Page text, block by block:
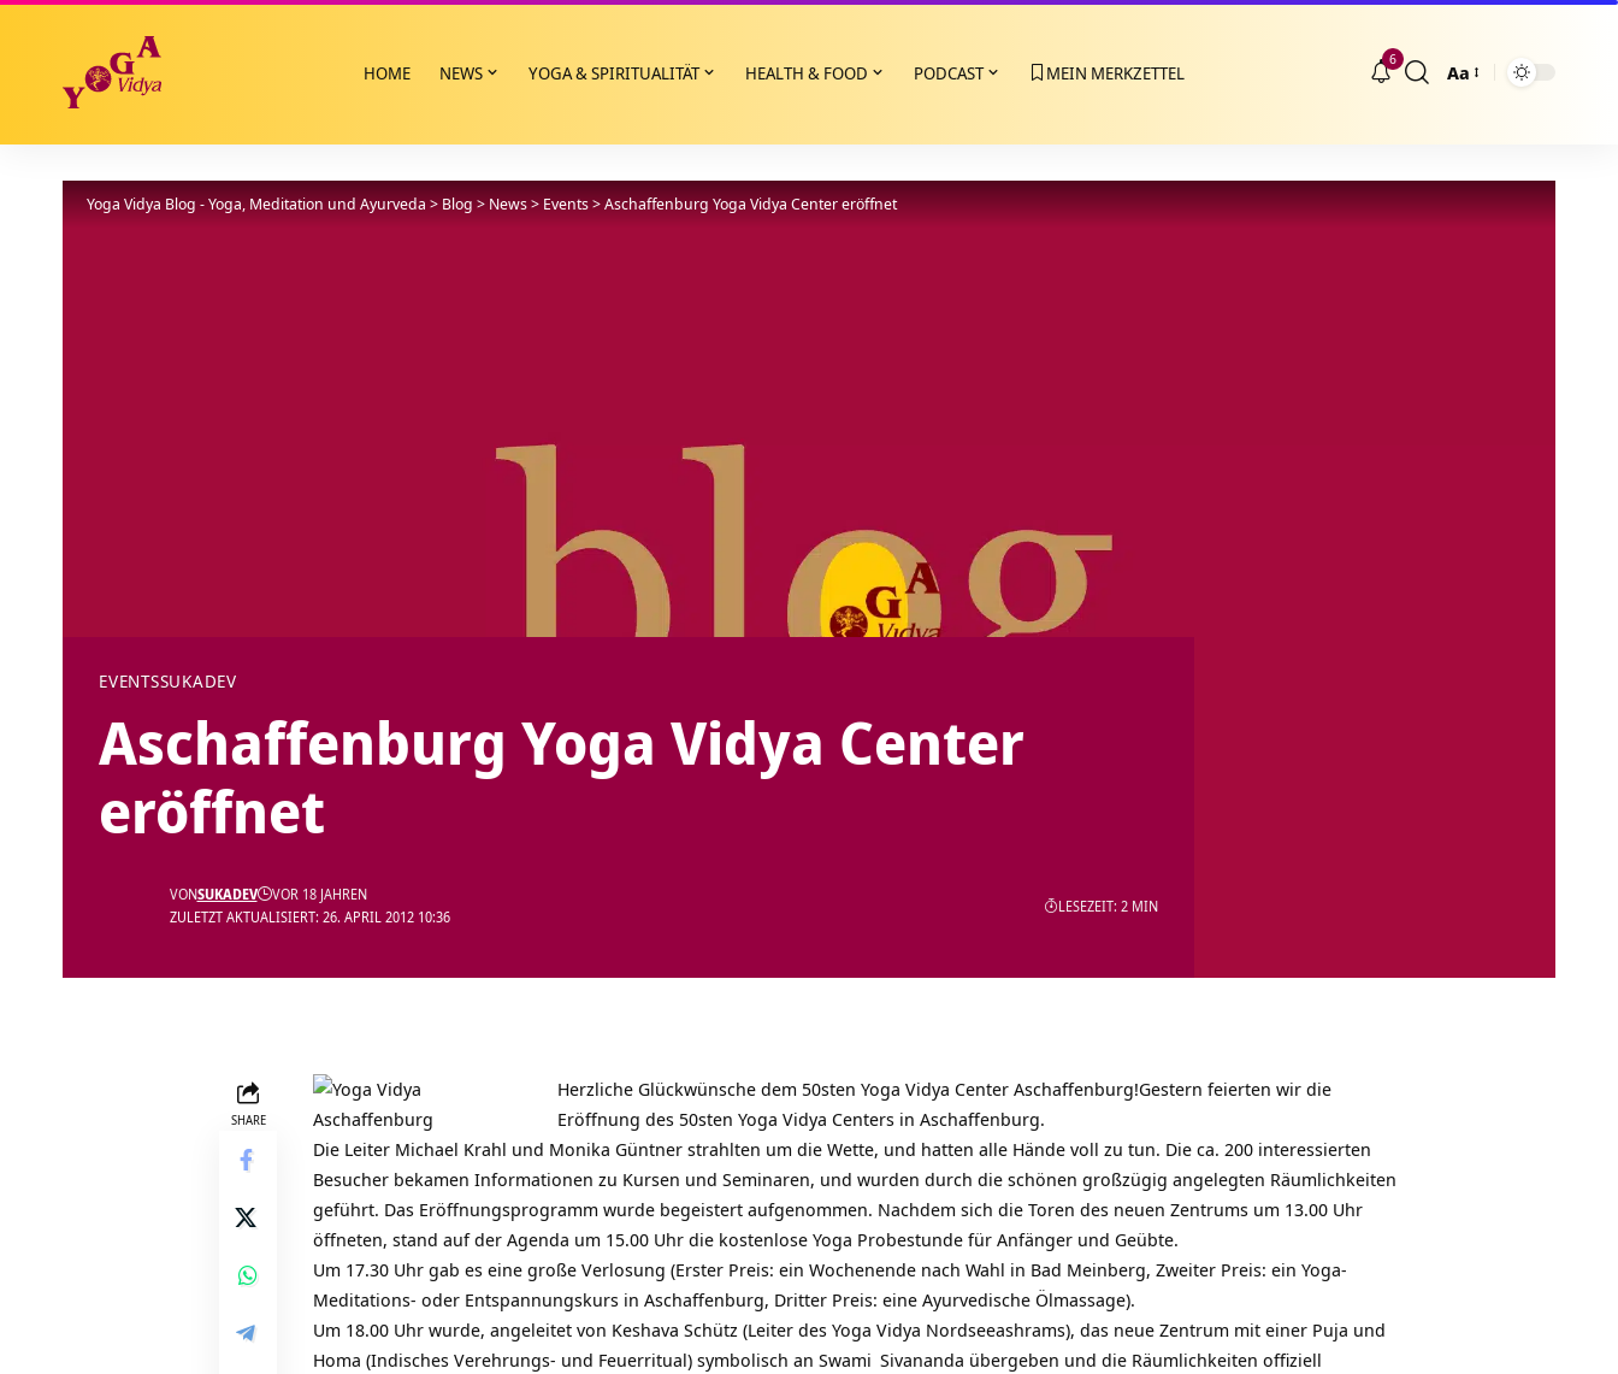
HOME NEWS YOGA & SPIRITUALITÄT HEALTH & FOOD PODCAST MEIN MERKZETTEL
6
Größenänderung
Aa
Yoga Vidya Blog - Yoga, Meditation und Ayurveda > Blog > News> Events>Aschaffenburg Yoga Vidya Center eröffnet
EVENTSSUKADEV
Aschaffenburg Yoga Vidya Center
eröffnet
ZULETZT AKTUALISIERT: 26. APRIL 2012 10:36
VONSUKADEV VOR 18 JAHREN
LESEZEIT: 2 MIN
SHARE
Herzliche Glückwünsche dem 50sten Yoga Vidya Center Aschaffenburg!Gestern feierten wir die
Eröffnung des 50sten Yoga Vidya Centers in Aschaffenburg.
Die Leiter Michael Krahl und Monika Güntner strahlten um die Wette, und hatten alle Hände voll zu tun. Die ca. 200 interessierten
Besucher bekamen Informationen zu Kursen und Seminaren, und wurden durch die schönen großzügig angelegten Räumlichkeiten
geführt. Das Eröffnungsprogramm wurde begeistert aufgenommen. Nachdem sich die Toren des neuen Zentrums um 13.00 Uhr
öffneten, stand auf der Agenda um 15.00 Uhr die kostenlose Yoga Probestunde für Anfänger und Geübte.
Um 17.30 Uhr gab es eine große Verlosung (Erster Preis: ein Wochenende nach Wahl in Bad Meinberg, Zweiter Preis: ein Yoga-
Meditations- oder Entspannungskurs in Aschaffenburg, Dritter Preis: eine Ayurvedische Ölmassage).
Um 18.00 Uhr wurde, angeleitet von Keshava Schütz (Leiter des Yoga Vidya Nordseeashrams), das neue Zentrum mit einer Puja und
Homa (Indisches Verehrungs- und Feuerritual) symbolisch an Swami Sivananda übergeben und die Räumlichkeiten offiziell